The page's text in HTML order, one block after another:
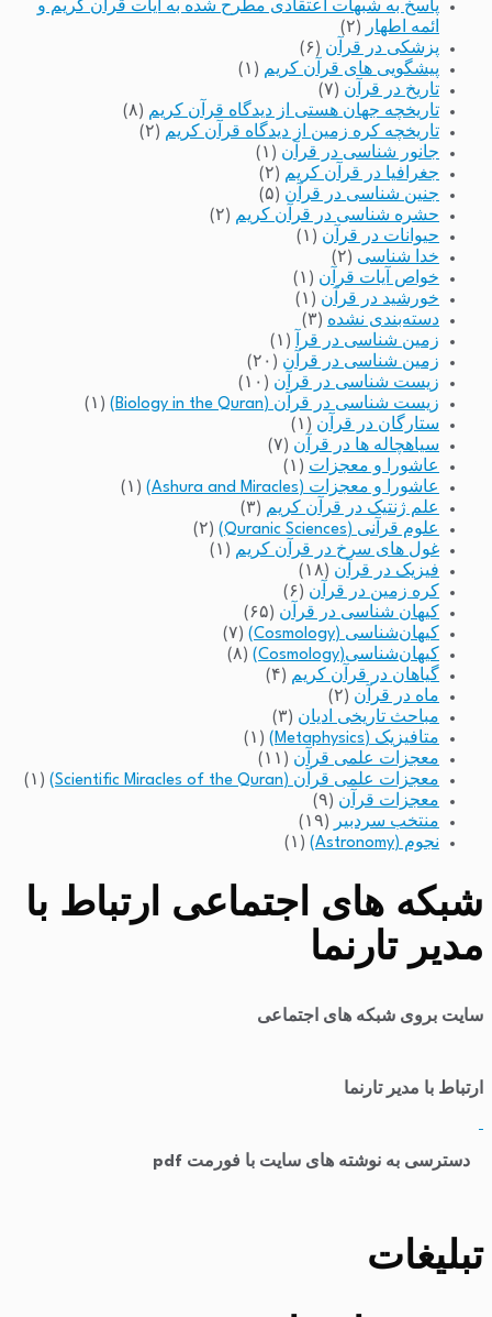
پاسخ به شبهات اعتقادی مطرح شده به آیات قرآن کریم و
ائمه اطهار
(۲)
پزشکی در قرآن (۶)
پیشگویی های قرآن کریم (۱)
تاریخ در قرآن (۷)
تاریخچه جهان هستی از دیدگاه قرآن کریم (۸)
تاریخچه کره زمین از دیدگاه قرآن کریم (۲)
جانور شناسی در قرآن (۱)
جغرافیا در قرآن کریم (۲)
جنین شناسی در قرآن (۵)
حشره شناسی در قرآن کریم (۲)
حیوانات در قرآن (۱)
خدا شناسی (۲)
خواص آیات قرآن (۱)
خورشید در قرآن (۱)
دسته‌بندی نشده (۳)
زمین شناسی در قرآ
(۱)
زمین شناسی در قرآن (۲۰)
زیست شناسی در قرآن (۱۰)
زیست شناسی در قرآن (Biology in the Quran)
(۱)
ستارگان در قرآن (۱)
سیاهچاله ها در قرآن (۷)
عاشورا و معجزات (۱)
عاشورا و معجزات (Ashura and Miracles)
(۱)
علم ژنتیک در قرآن کریم (۳)
علوم قرآنی (Quranic Sciences)
(۲)
غول های سرخ در قرآن کریم (۱)
فیزیک در قرآن (۱۸)
کره زمین در قرآن (۶)
کیهان شناسی در قرآن (۶۵)
کیهان‌شناسی (Cosmology)
(۷)
کیهان‌شناسی(Cosmology)
(۸)
گیاهان در قرآن کریم (۴)
ماه در قرآن (۲)
مباحث تاریخی ادیان (۳)
متافیزیک (Metaphysics)
(۱)
معجزات علمی قرآن (۱۱)
معجزات علمی قرآن (Scientific Miracles of the Quran)
(۱)
معجزات قرآن (۹)
منتخب سردبیر
(۱۹)
نجوم (Astronomy)
(۱)
شبکه های اجتماعی ارتباط با
مدیر تارنما
سایت بروی شبکه های اجتماعی
ارتباط با مدیر تارنما
دسترسی به نوشته های سایت با فورمت pdf
تبلیغات